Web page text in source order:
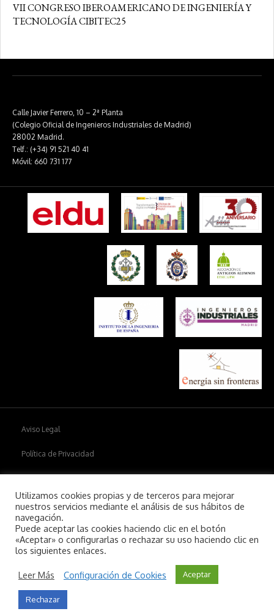
VII CONGRESO IBEROAMERICANO DE INGENIERÍA Y
TECNOLOGÍA CIBITEC25
Calle Javier Ferrero, 10 – 2ª Planta
(Colegio Oficial de Ingenieros Industriales de Madrid)
28002 Madrid.
Telf.: (+34) 91 521 40 41
Móvil: 660 731 177
Aviso Legal
Política de Privacidad
Copyright © 2026Aiim.
Utilizamos cookies propias y de terceros para mejorar
nuestros servicios mediante el análisis de sus hábitos de
navegación.
Puede aceptar las cookies haciendo clic en el botón
«Aceptar» o configurarlas o rechazar su uso haciendo clic en
los siguientes enlaces.
Leer Más Configuración de Cookies Aceptar
Rechazar